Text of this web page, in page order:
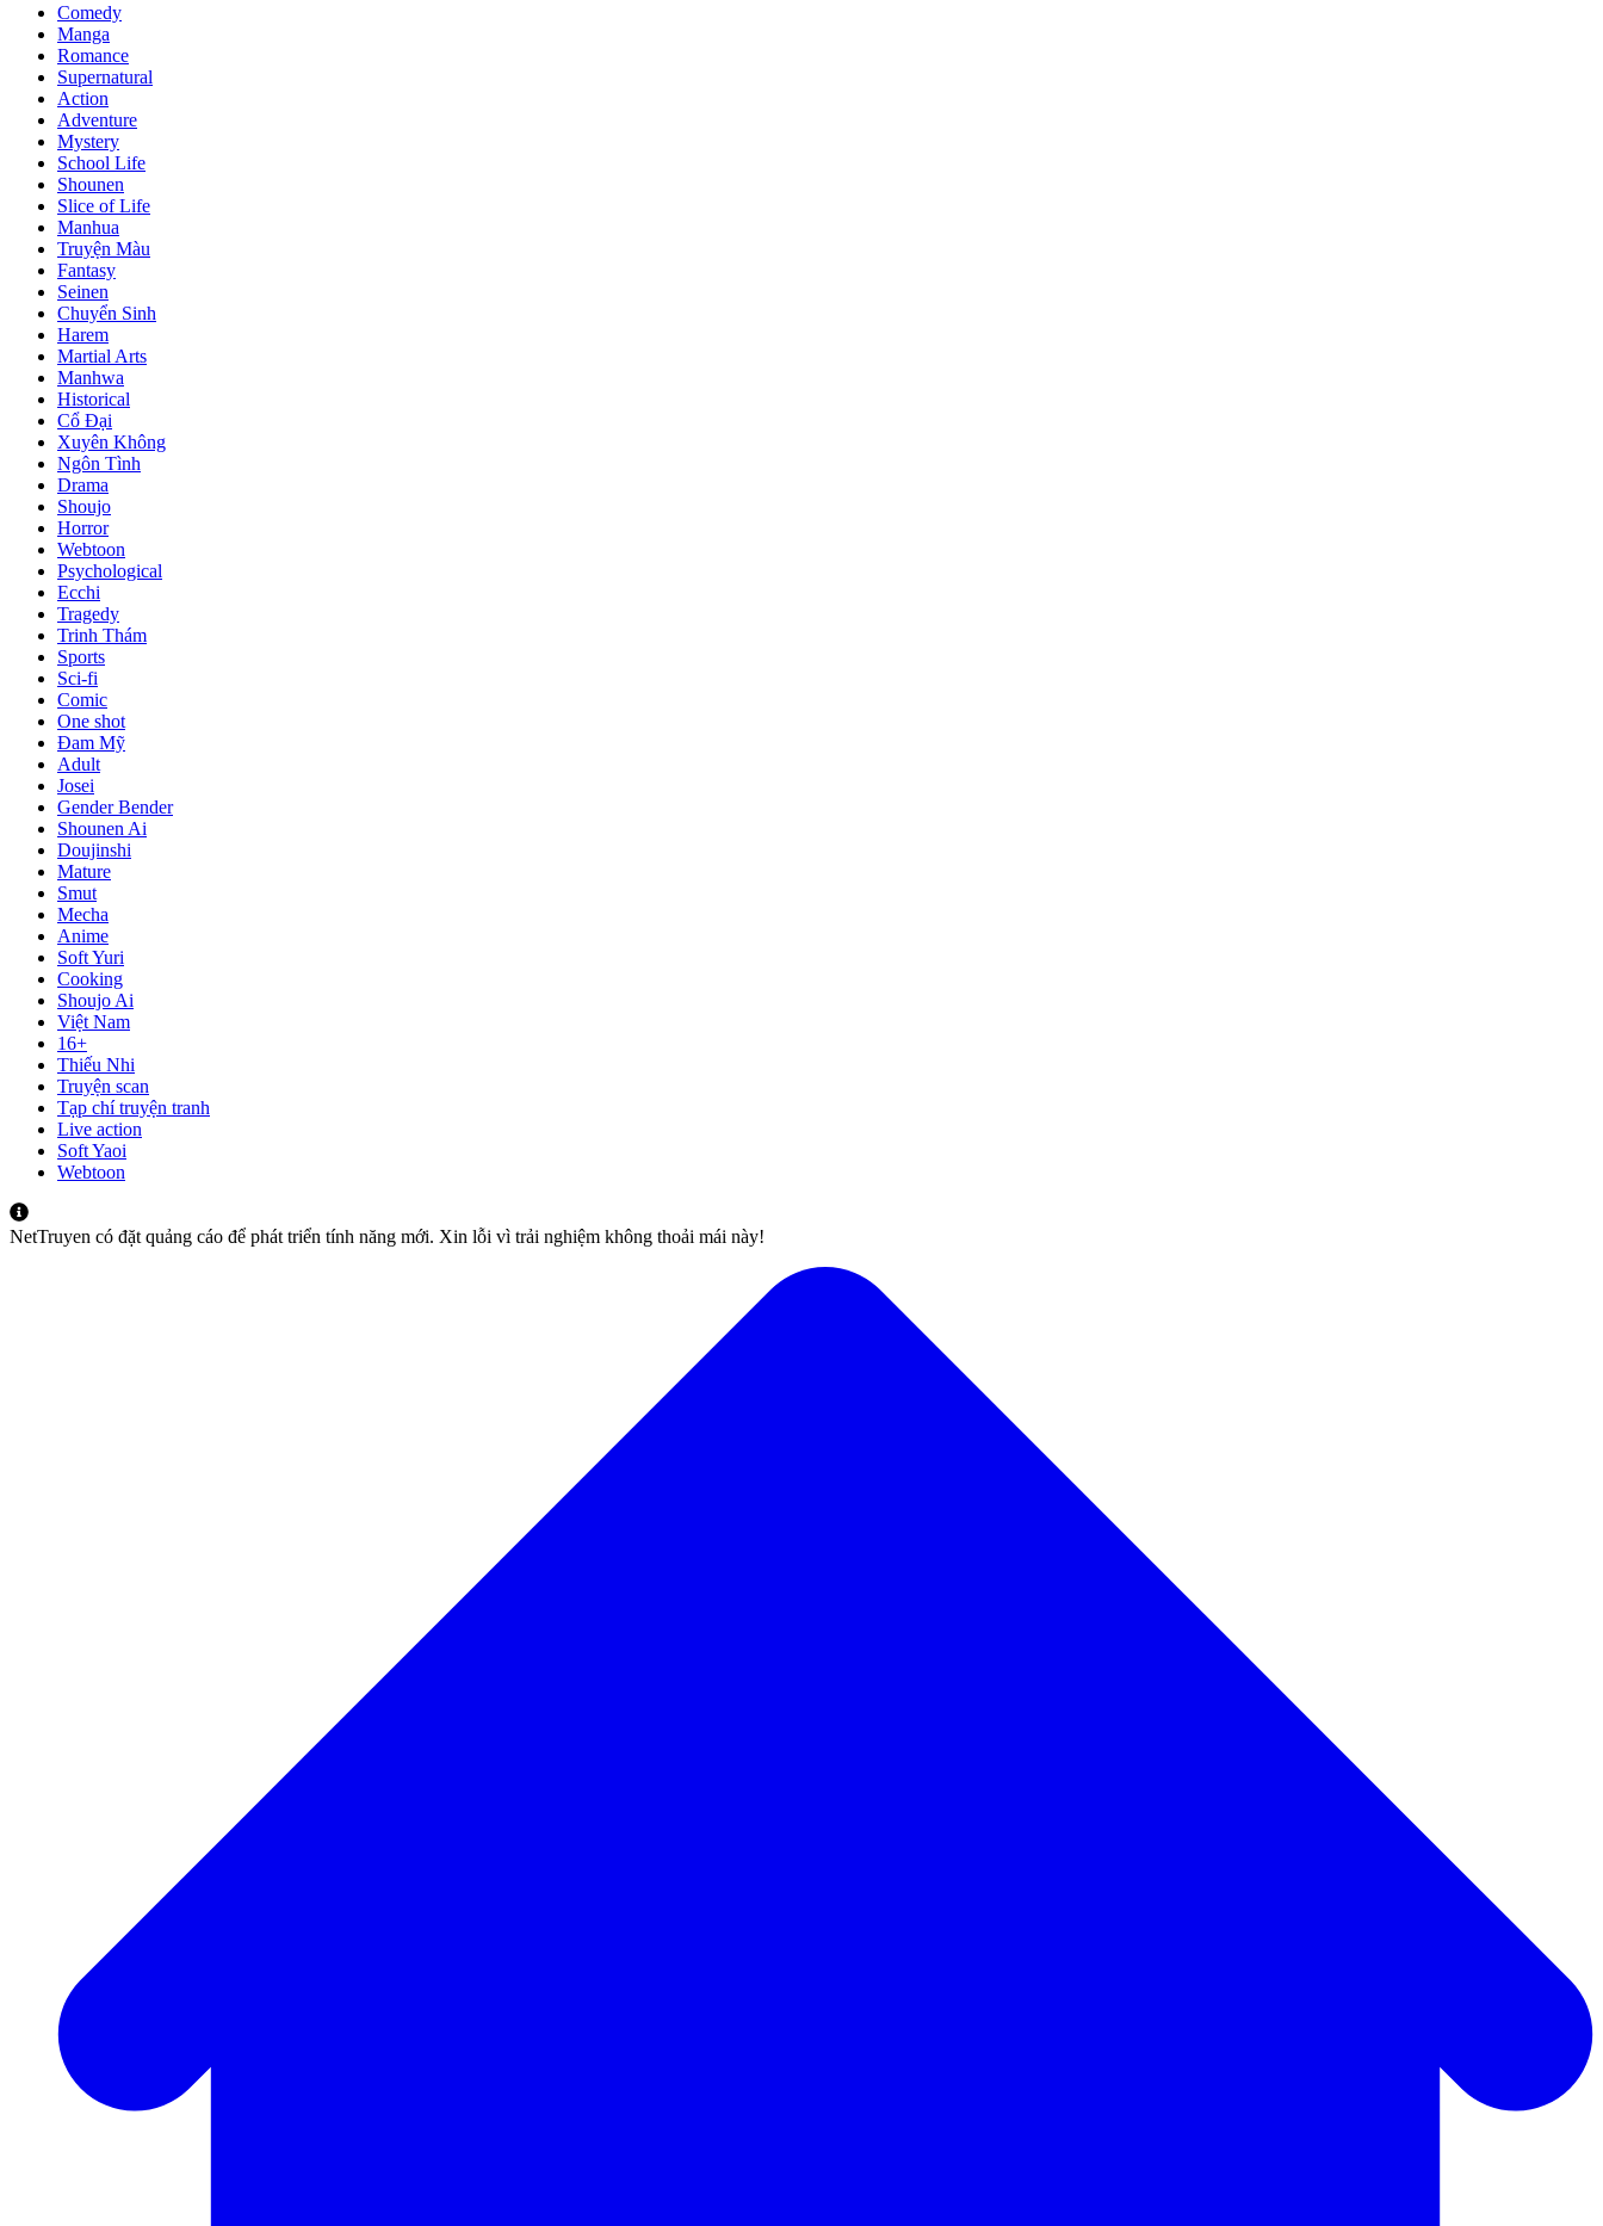
Comedy
Manga
Romance
Supernatural
Action
Adventure
Mystery
School Life
Shounen
Slice of Life
Manhua
Truyện Màu
Fantasy
Seinen
Chuyển Sinh
Harem
Martial Arts
Manhwa
Historical
Cổ Đại
Xuyên Không
Ngôn Tình
Drama
Shoujo
Horror
Webtoon
Psychological
Ecchi
Tragedy
Trinh Thám
Sports
Sci-fi
Comic
One shot
Đam Mỹ
Adult
Josei
Gender Bender
Shounen Ai
Doujinshi
Mature
Smut
Mecha
Anime
Soft Yuri
Cooking
Shoujo Ai
Việt Nam
16+
Thiếu Nhi
Truyện scan
Tạp chí truyện tranh
Live action
Soft Yaoi
Webtoon
NetTruyen có đặt quảng cáo để phát triển tính năng mới. Xin lỗi vì trải nghiệm không thoải mái này!